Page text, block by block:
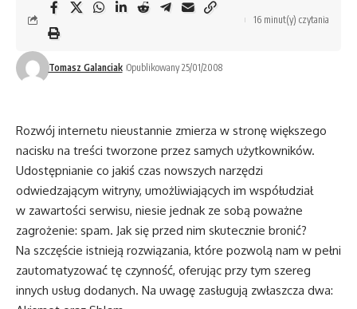
Tomasz Galanciak Opublikowany 25/01/2008
16 minut(y) czytania
Rozwój internetu nieustannie zmierza w stronę większego
nacisku na treści tworzone przez samych użytkowników.
Udostępnianie co jakiś czas nowszych narzędzi
odwiedzającym witryny, umożliwiających im współudział
w zawartości serwisu, niesie jednak ze sobą poważne
zagrożenie: spam. Jak się przed nim skutecznie bronić?
Na szczęście istnieją rozwiązania, które pozwolą nam w pełni
zautomatyzować tę czynność, oferując przy tym szereg
innych usług dodanych. Na uwagę zasługują zwłaszcza dwa: